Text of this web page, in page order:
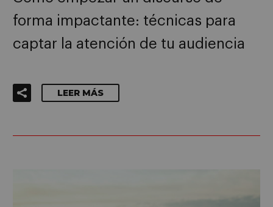
forma impactante: técnicas para
captar la atención de tu audiencia
LEER MÁS